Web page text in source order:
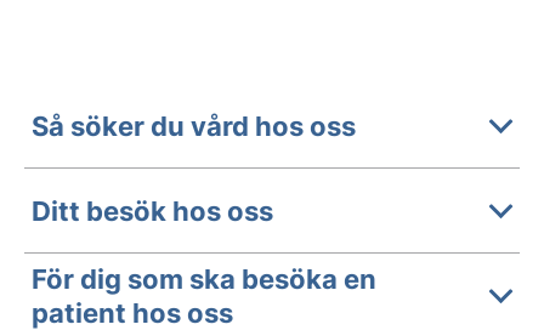
Så söker du vård hos oss
Ditt besök hos oss
För dig som ska besöka en
patient hos oss